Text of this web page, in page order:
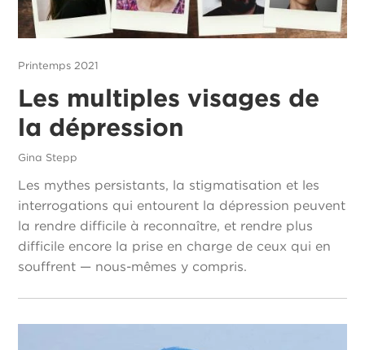
Printemps 2021
Les multiples visages de
la dépression
Gina Stepp
Les mythes persistants, la stigmatisation et les
interrogations qui entourent la dépression peuvent
la rendre difficile à reconnaître, et rendre plus
difficile encore la prise en charge de ceux qui en
souffrent — nous-mêmes y compris.